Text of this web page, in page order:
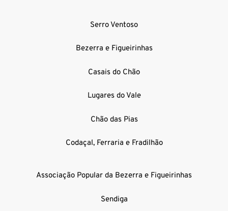
Serro Ventoso
Bezerra e Figueirinhas
Casais do Chão
Lugares do Vale
Chão das Pias
Codaçal, Ferraria e Fradilhão
Associação Popular da Bezerra e Figueirinhas
Sendiga